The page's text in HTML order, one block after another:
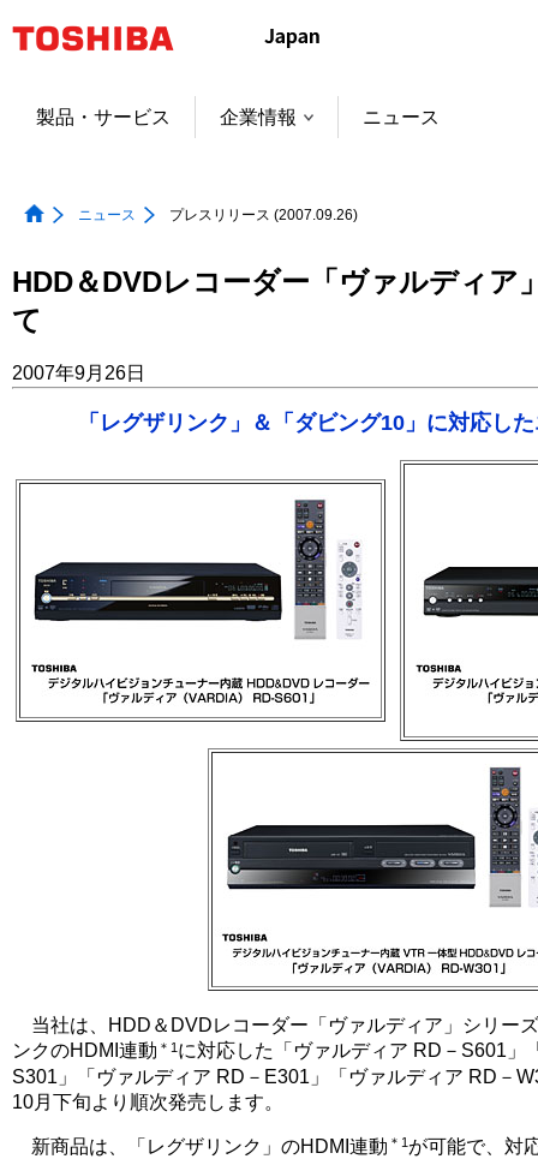
ャ
製品・サービス 企業情報 ニュース
ニュース プレスリリース (2007.09.26)
HDD＆DVDレコーダー「ヴァルディア
て
2007年9月26日
「レグザリンク」＆「ダビング10」に対応し
当社は、HDD＆DVDレコーダー「ヴァルディア」シリー
ンクのHDMI連動 ＊1 に対応した「ヴァルディア RD－S601
S301」「ヴァルディア RD－E301」「ヴァルディア RD－
10月下旬より順次発売します。
新商品は、「レグザリンク」のHDMI連動 ＊1 が可能で、対